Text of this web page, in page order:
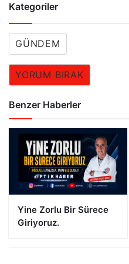
Kategoriler
GÜNDEM
YORUM BIRAK
Benzer Haberler
Yine Zorlu Bir Sürece
Giriyoruz.